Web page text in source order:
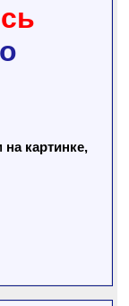
картинке,